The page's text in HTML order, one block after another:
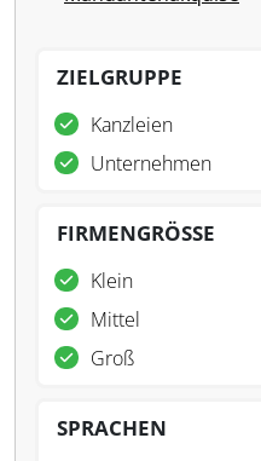
ZIELGRUPPE
Kanzleien
Unternehmen
FIRMENGRÖSSE
Klein
Mittel
Groß
SPRACHEN